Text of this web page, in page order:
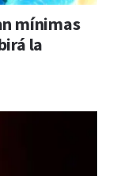
mínimas
la